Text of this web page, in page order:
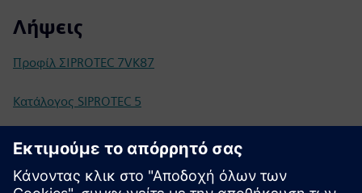
Λήψεις
Προφίλ ΣΙPROTEC 7VK87
Κατάλογος SIPROTEC 5
Προδιαγραφές διαγωνισμού
Διαμόρφωση